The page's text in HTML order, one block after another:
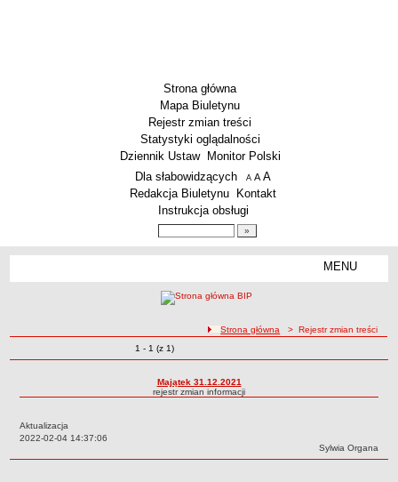
Strona główna
Mapa Biuletynu
Rejestr zmian treści
Statystyki oglądalności
Dziennik Ustaw
Monitor Polski
Menu dodatkowe
Dla słabowidzących A pomniejsz czcionkę
A standardowy rozmiar czcionki
A
Redakcja Biuletynu
Kontakt
Instrukcja obsługi
MENU
Techniczne Zakłady Naukowe
PRZEDSZKOLA
ARCHIWUM SZKÓŁ I PLACÓWEK
Zlikwidowane gimnazja
ścieżka nawigacji
Strona główna > Rejestr zmian treści
Zmiany o pozycjach
1 - 1 (z 1)
Majątek 31.12.2021
rejestr zmian informacji
Aktualizacja
Data:
2022-02-04 14:37:06
Autor:
Sylwia Organa